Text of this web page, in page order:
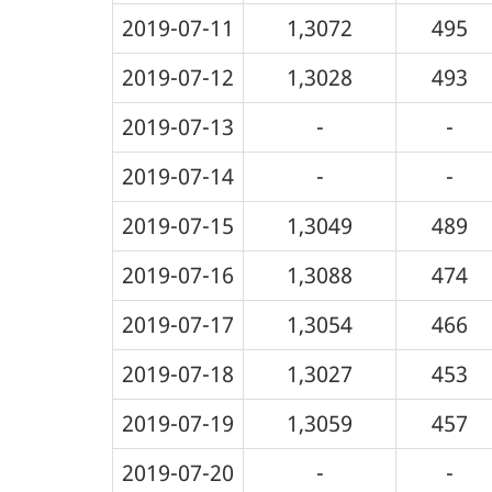
2019-07-11 1,3072
495
2019-07-12
1,3028
493
2019-07-13
-
-
2019-07-14
-
-
2019-07-15
1,3049
489
2019-07-16
1,3088
474
2019-07-17
1,3054
466
2019-07-18
1,3027
453
2019-07-19
1,3059
457
2019-07-20
- -